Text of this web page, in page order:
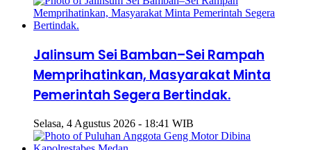
Jalinsum Sei Bamban–Sei Rampah
Memprihatinkan, Masyarakat Minta
Pemerintah Segera Bertindak.
Selasa, 4 Agustus 2026 - 18:41 WIB